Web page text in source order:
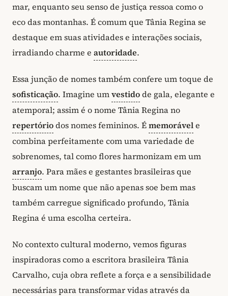
mar, enquanto seu senso de justiça ressoa como o
eco das montanhas. É comum que Tânia Regina se
destaque em suas atividades e interações sociais,
irradiando charme e autoridade.
Essa junção de nomes também confere um toque de
sofisticação. Imagine umvestidode gala, elegante e
atemporal; assim é o nome Tânia Regina no
repertóriodos nomes femininos. Émemorávele
combina perfeitamente com uma variedade de
sobrenomes, tal como flores harmonizam em um
arranjo. Para mães e gestantes brasileiras que
buscam um nome que não apenas soe bem mas
também carregue significado profundo, Tânia
Regina é uma escolha certeira.
No contexto cultural moderno, vemos figuras
inspiradoras como a escritora brasileira Tânia
Carvalho, cuja obra reflete a força e a sensibilidade
necessárias para transformar vidas através da